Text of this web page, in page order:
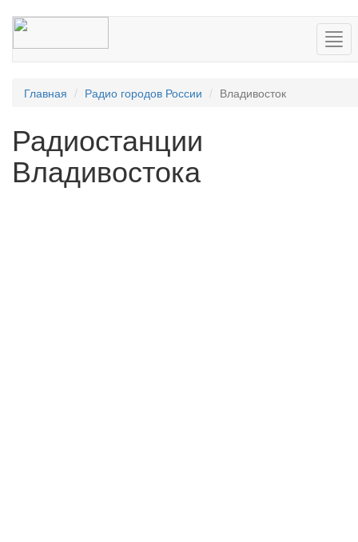
Главная Радио городов России Владивосток
Радиостанции
Владивостока